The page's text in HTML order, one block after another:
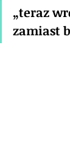
„teraz
zamiast